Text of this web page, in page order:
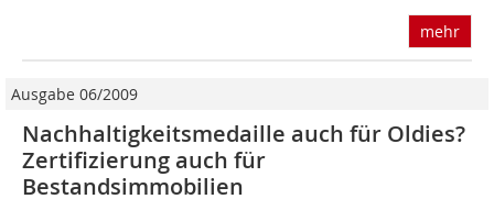
mehr
Ausgabe 06/2009
Nachhaltigkeitsmedaille auch für Oldies?
Zertifizierung auch für
Bestandsimmobilien